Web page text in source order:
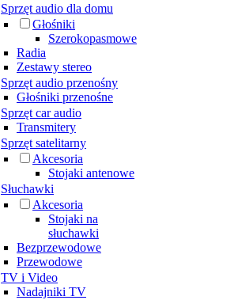
Sprzęt audio dla domu
Głośniki
Szerokopasmowe
Radia
Zestawy stereo
Sprzęt audio przenośny
Głośniki przenośne
Sprzęt car audio
Transmitery
Sprzęt satelitarny
Akcesoria
Stojaki antenowe
Słuchawki
Akcesoria
Stojaki na
słuchawki
Bezprzewodowe
Przewodowe
TV i Video
Nadajniki TV